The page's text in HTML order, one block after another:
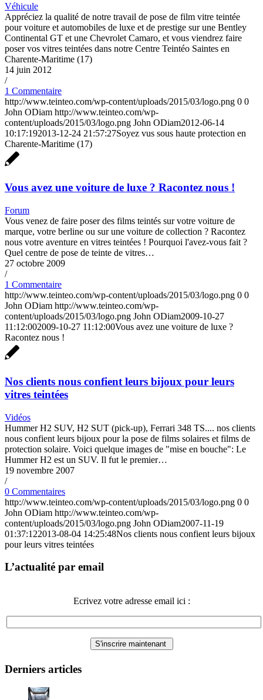
Véhicule
Appréciez la qualité de notre travail de pose de film vitre teintée
pour voiture et automobiles de luxe et de prestige sur une Bentley
Continental GT et une Chevrolet Camaro, et vous viendrez faire
poser vos vitres teintées dans notre Centre Teintéo Saintes en
Charente-Maritime (17)
14 juin 2012
/
1 Commentaire
http://www.teinteo.com/wp-content/uploads/2015/03/logo.png 0 0
John ODiam http://www.teinteo.com/wp-
content/uploads/2015/03/logo.png John ODiam2012-06-14
10:17:192013-12-24 21:57:27Soyez vus sous haute protection en
Charente-Maritime (17)
Vous avez une voiture de luxe ? Racontez nous !
Forum
Vous venez de faire poser des films teintés sur votre voiture de
marque, votre berline ou sur une voiture de collection ? Racontez
nous votre aventure en vitres teintées ! Pourquoi l'avez-vous fait ?
Quel centre de pose de teinte de vitres…
27 octobre 2009
/
1 Commentaire
http://www.teinteo.com/wp-content/uploads/2015/03/logo.png 0 0
John ODiam http://www.teinteo.com/wp-
content/uploads/2015/03/logo.png John ODiam2009-10-27
11:12:002009-10-27 11:12:00Vous avez une voiture de luxe ?
Racontez nous !
Nos clients nous confient leurs bijoux pour leurs
vitres teintées
Vidéos
Hummer H2 SUV, H2 SUT (pick-up), Ferrari 348 TS.... nos clients
nous confient leurs bijoux pour la pose de films solaires et films de
protection solaire. Voici quelque images de "mise en bouche": Le
Hummer H2 est un SUV. Il fut le premier…
19 novembre 2007
/
0 Commentaires
http://www.teinteo.com/wp-content/uploads/2015/03/logo.png 0 0
John ODiam http://www.teinteo.com/wp-
content/uploads/2015/03/logo.png John ODiam2007-11-19
01:37:122013-08-04 14:25:48Nos clients nous confient leurs bijoux
pour leurs vitres teintées
L’actualité par email
Ecrivez votre adresse email ici :
Derniers articles